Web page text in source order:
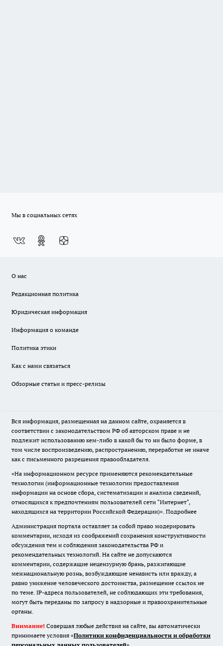
Мы в социальных сетях
О нас
Редакционная политика
Юридическая информация
Информация о команде
Политика этики
Как с нами связаться
Обзорные статьи и пресс-релизы
Вся информация, размещенная на данном сайте, охраняется в
соответствии с законодательством РФ об авторском праве и не
подлежит использованию кем-либо в какой бы то ни было форме, в
том числе воспроизведению, распространению, переработке не иначе
как с письменного разрешения правообладателя.
«На информационном ресурсе применяются рекомендательные
технологии (информационные технологии предоставления
информации на основе сбора, систематизации и анализа сведений,
относящихся к предпочтениям пользователей сети "Интернет",
находящихся на территории Российской Федерации)». Подробнее
Администрация портала оставляет за собой право модерировать
комментарии, исходя из соображений сохранения конструктивности
обсуждения тем и соблюдения законодательства РФ и
рекомендательных технологий. На сайте не допускаются
комментарии, содержащие нецензурную брань, разжигающие
межнациональную рознь, возбуждающие ненависть или вражду, а
равно унижение человеческого достоинства, размещение ссылок не
по теме. IP-адреса пользователей, не соблюдающих эти требования,
могут быть переданы по запросу в надзорные и правоохранительные
органы.
Внимание! Совершая любые действия на сайте, вы автоматически
принимаете условия «Политики конфиденциальности и обработки